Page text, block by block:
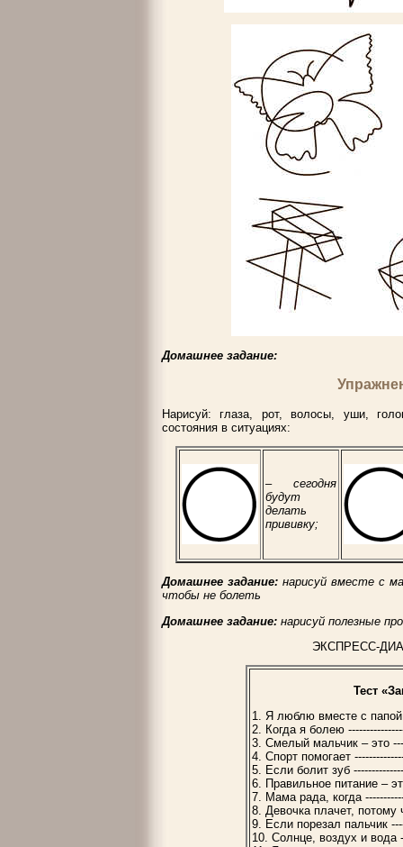
Домашнее задание:
Нарисуй: глаза, рот, волосы, уши,
состояния в ситуациях:
– сегодня
будут
делать
прививку;
Домашнее задание: нарисуй вместе с
чтобы не болеть
Домашнее задание: нарисуй полезные
ЭКСПРЕСС-
Тест
1. Я люблю вместе с папой
2. Когда я болею
3. Смелый мальчик – это
4. Спорт помогает
5. Если болит зуб
6. Правильное питание –
7. Мама рада, когда
8. Девочка плачет, потому
9. Если порезал пальчик
10. Солнце, воздух и вода